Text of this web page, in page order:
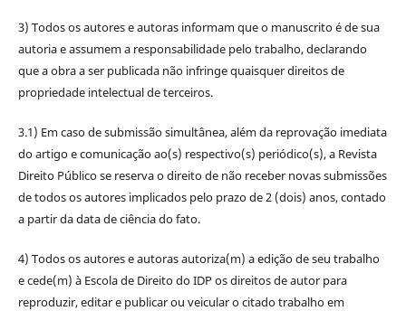
3) Todos os autores e autoras informam que o manuscrito é de sua
autoria e assumem a responsabilidade pelo trabalho, declarando
que a obra a ser publicada não infringe quaisquer direitos de
propriedade intelectual de terceiros.
3.1) Em caso de submissão simultânea, além da reprovação imediata
do artigo e comunicação ao(s) respectivo(s) periódico(s), a Revista
Direito Público se reserva o direito de não receber novas submissões
de todos os autores implicados pelo prazo de 2 (dois) anos, contado
a partir da data de ciência do fato.
4) Todos os autores e autoras autoriza(m) a edição de seu trabalho
e cede(m) à Escola de Direito do IDP os direitos de autor para
reproduzir, editar e publicar ou veicular o citado trabalho em